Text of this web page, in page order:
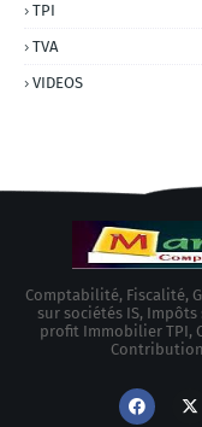
TPI
TVA
VIDEOS
Comptabilité, Fiscalité,
sur sociétés IS, Impôts
profit Immobilier TPI,
Contribution